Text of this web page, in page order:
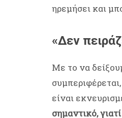
ηρεμήσει και
«Δεν
Με το να
είναι
σημαντικό,